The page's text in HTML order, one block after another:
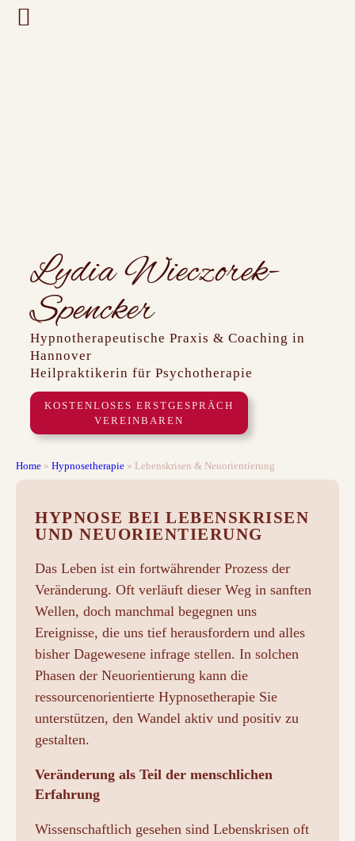
Lydia Wieczorek-
Spencker
Hypnotherapeutische Praxis & Coaching in
Hannover
Heilpraktikerin für Psychotherapie
KOSTENLOSES ERSTGESPRÄCH
VEREINBAREN
Home » Hypnosetherapie » Lebenskrisen & Neuorientierung
HYPNOSE BEI LEBENSKRISEN
UND NEUORIENTIERUNG
Das Leben ist ein fortwährender Prozess der
Veränderung. Oft verläuft dieser Weg in sanften
Wellen, doch manchmal begegnen uns
Ereignisse, die uns tief herausfordern und alles
bisher Dagewesene infrage stellen. In solchen
Phasen der Neuorientierung kann die
ressourcenorientierte Hypnosetherapie Sie
unterstützen, den Wandel aktiv und positiv zu
gestalten.
Veränderung als Teil der menschlichen
Erfahrung
Wissenschaftlich gesehen sind Lebenskrisen oft